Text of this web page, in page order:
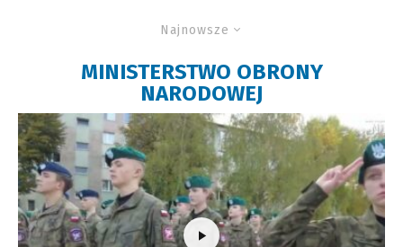
Najnowsze
MINISTERSTWO OBRONY
NARODOWEJ